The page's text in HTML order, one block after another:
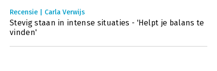
Recensie | Carla Verwijs
Stevig staan in intense situaties - 'Helpt je balans te
vinden'